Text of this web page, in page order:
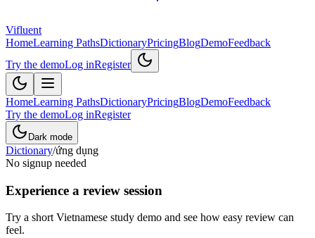
Vifluent
HomeLearning PathsDictionaryPricingBlogDemoFeedback
Try the demoLog inRegister
HomeLearning PathsDictionaryPricingBlogDemoFeedback
Try the demoLog inRegister
Dark mode
Dictionary/ứng dụng
No signup needed
Experience a review session
Try a short Vietnamese study demo and see how easy review can
feel.